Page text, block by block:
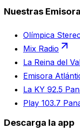
Nuestras
Olímpica
Mix Radio
La Reina del
Emisora
La KY 92.5
Play 103.7
Descarga la app